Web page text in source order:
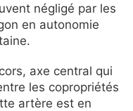
négligé par les
en autonomie
axe central qui
les copropriétés
artère est en